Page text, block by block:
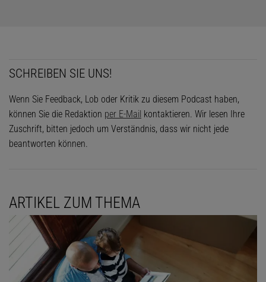
SCHREIBEN SIE UNS!
Wenn Sie Feedback, Lob oder Kritik zu diesem Podcast haben,
können Sie die Redaktion per E-Mail kontaktieren. Wir lesen Ihre
Zuschrift, bitten jedoch um Verständnis, dass wir nicht jede
beantworten können.
ARTIKEL ZUM THEMA